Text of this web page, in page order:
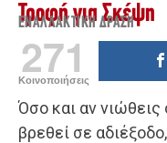
Τροφή για Σκέψη
ΕΝΑΛΛΑΚΤΙΚΉ ΔΡΆΣΗ
271
Κοινοποιήσεις
Όσο και αν νιώθεις
βρεθεί σε